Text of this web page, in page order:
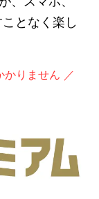
となく楽し
かりません ／